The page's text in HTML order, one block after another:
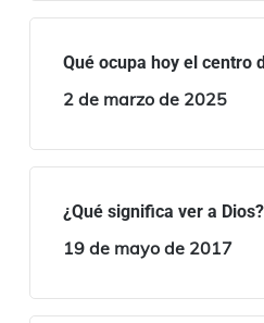
Qué ocupa hoy el centro
2 de marzo de 2025
¿Qué significa ver a Dios?
19 de mayo de 2017